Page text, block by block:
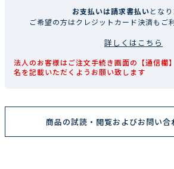
お支払いは請求書払いとなり
ご希望の方はクレジットカード決済もご
詳しくはこちら
法人のお客様はご注文手続き画面の【通信欄
名を記載いただくようお願い致します
商品の試読・閲覧およびお問い合